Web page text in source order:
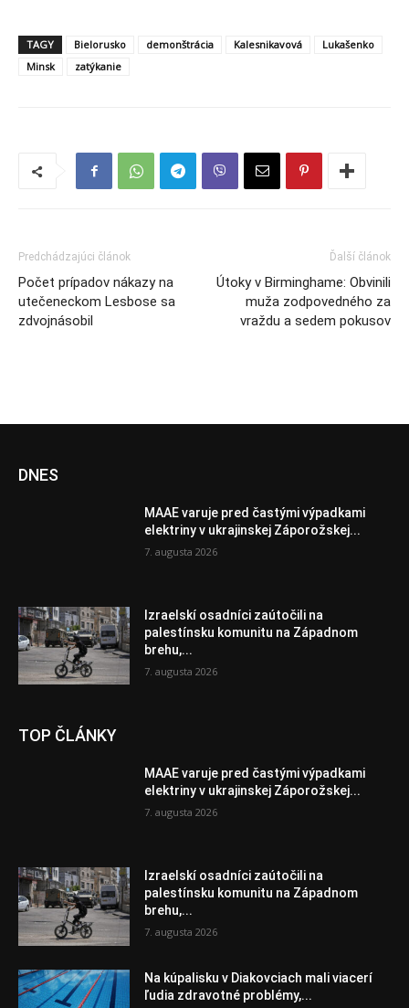
TAGY Bielorusko demonštrácia Kalesnikavová
Lukašenko
Minsk
zatýkanie
Predchádzajúci článok
Počet prípadov nákazy na
utečeneckom Lesbose sa
zdvojnásobil
Ďalší článok
Útoky v Birminghame: Obvinili
muža zodpovedného za
vraždu a sedem pokusov
DNES
MAAE varuje pred častými výpadkami
elektriny v ukrajinskej Záporožskej...
7. augusta 2026
Izraelskí osadníci zaútočili na
palestínsku komunitu na Západnom
brehu,...
7. augusta 2026
TOP ČLÁNKY
MAAE varuje pred častými výpadkami
elektriny v ukrajinskej Záporožskej...
7. augusta 2026
Izraelskí osadníci zaútočili na
palestínsku komunitu na Západnom
brehu,...
7. augusta 2026
Na kúpalisku v Diakovciach mali viacerí
ľudia zdravotné problémy,...